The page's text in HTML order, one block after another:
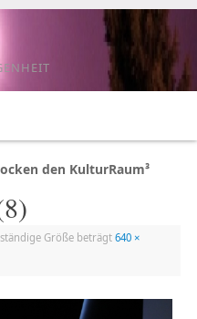
den KulturRaum³
Größe beträgt640 ×